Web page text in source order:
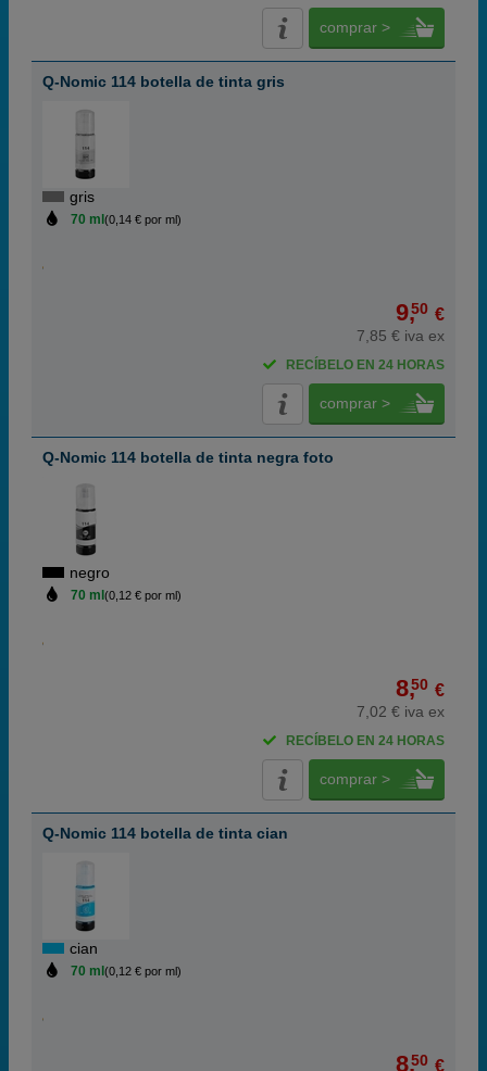
comprar >
Q-Nomic 114 botella de tinta gris
gris
70 ml (0,14 € por ml)
9,50 €
7,85 € iva ex
RECÍBELO EN 24 HORAS
comprar >
Q-Nomic 114 botella de tinta negra foto
negro
70 ml (0,12 € por ml)
8,50 €
7,02 € iva ex
RECÍBELO EN 24 HORAS
comprar >
Q-Nomic 114 botella de tinta cian
cian
70 ml (0,12 € por ml)
8,50 €